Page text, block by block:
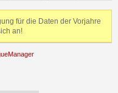
für die Daten der Vorjahre
an!